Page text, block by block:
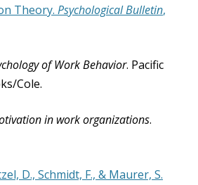
Theo­ry. Psy­cho­lo­gi­cal Bul­le­tin,
of Work Beha­vi­or. Paci­fic
Cole.
in work orga­niza­ti­ons.
D., Schmidt, F., & Mau­rer, S.